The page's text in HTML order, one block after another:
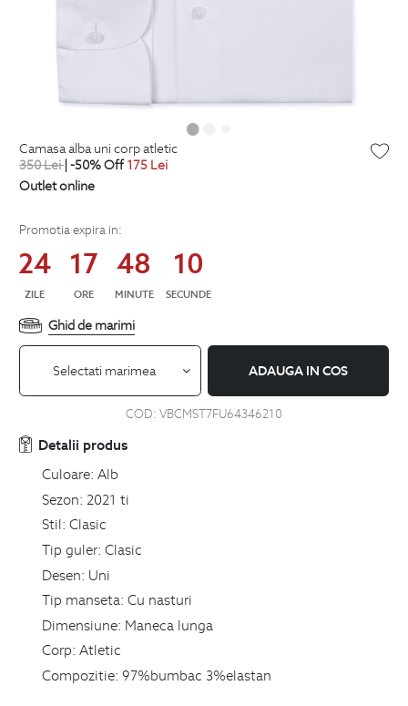
camasa alba uni corp atletic
350Lei| -50% Off 175 Lei
Outlet online
Promotia expira in:
24
ZILE
17
ORE
48
MINUTE
09
SECUNDE
Ghid de marimi
Selectati marimea ADAUGA IN COS
COD: VBCMST7FU64346210
Detalii produs
Culoare: Alb
Sezon: 2021 ti
Stil: Clasic
Tip guler: Clasic
Desen: Uni
Tip manseta: Cu nasturi
Dimensiune: Maneca lunga
Corp: Atletic
Compozitie: 97%bumbac 3%elastan